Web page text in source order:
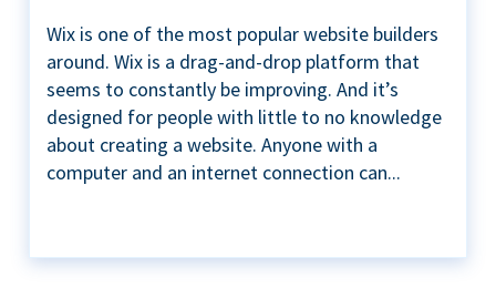
Wix is one of the most popular website builders
around. Wix is a drag-and-drop platform that
seems to constantly be improving. And it’s
designed for people with little to no knowledge
about creating a website. Anyone with a
computer and an internet connection can...